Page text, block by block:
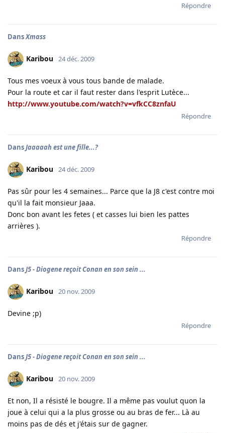
Répondre
DansXmass
Karibou 24 déc. 2009
Tous mes voeux à vous tous bande de malade.
Pour la route et car il faut rester dans l'esprit Lutèce...
http://www.youtube.com/watch?v=vfkCC8znfaU
Répondre
DansJaaaaah est une fille...?
Karibou 24 déc. 2009
Pas sûr pour les 4 semaines... Parce que la J8 c'est contre moi
qu'il la fait monsieur Jaaa.
Donc bon avant les fetes ( et casses lui bien les pattes
arrières ).
Répondre
DansJ5 - Diogene reçoit Conan en son sein ...
Karibou 20 nov. 2009
Devine ;p)
Répondre
DansJ5 - Diogene reçoit Conan en son sein ...
Karibou 20 nov. 2009
Et non, Il a résisté le bougre. Il a même pas voulut quon la
joue à celui qui a la plus grosse ou au bras de fer... Là au
moins pas de dés et j'étais sur de gagner.